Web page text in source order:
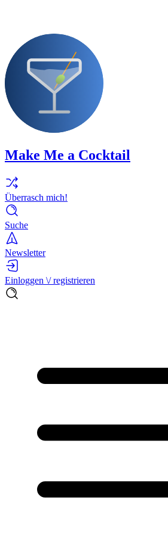
Make Me a Cocktail
Überrasch mich!
Suche
Newsletter
Einloggen \/ registrieren